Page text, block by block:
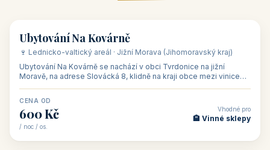
🏡 penzion
Ubytování Na Kovárně
🍷 Lednicko-valtický areál · Jižní Morava (Jihomoravský kraj)
Ubytování Na Kovárně se nachází v obci Tvrdonice na jižní
Moravě, na adrese Slovácká 8, klidně na kraji obce mezi vinicemi,
CENA OD
600 Kč
/ noc / os.
Vhodné pro
🏨 Vinné sklepy